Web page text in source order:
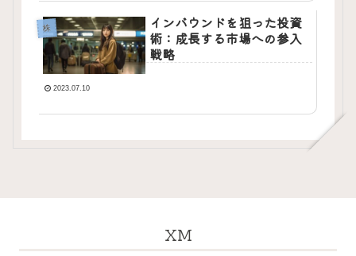
株
インバウンドを狙った投資
術：成長する市場への参入
戦略
2023.07.10
XM